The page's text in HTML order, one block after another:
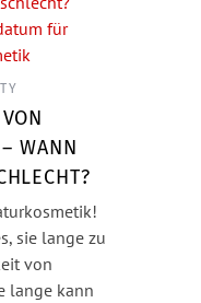
WANN
sie lange zu
von
lange kann